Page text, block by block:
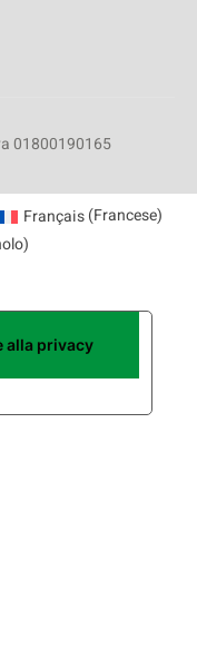
01800190165
Français(Francese)
)
alla privacy